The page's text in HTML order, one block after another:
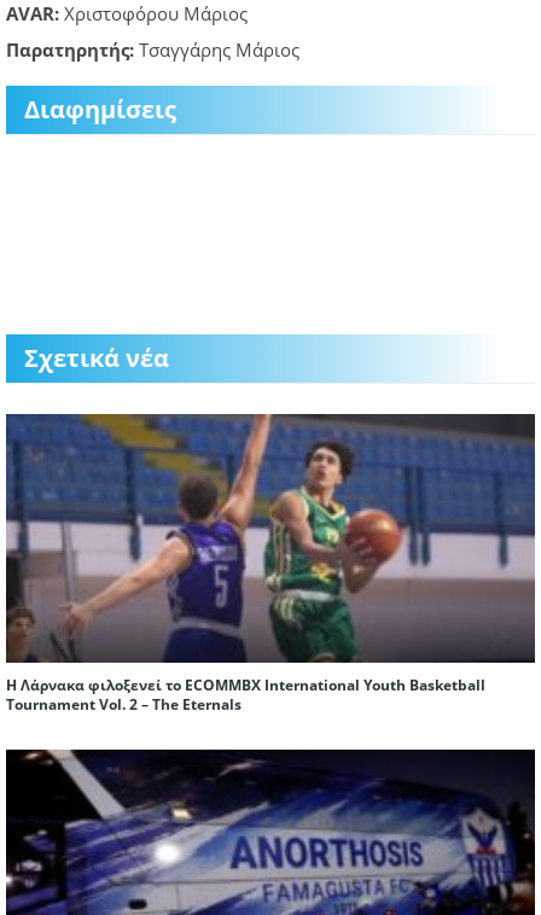
AVAR: Χριστοφόρου Μάριος
Παρατηρητής: Τσαγγάρης Μάριος
Διαφημίσεις
Σχετικά νέα
Η Λάρνακα φιλοξενεί το ECOMMBX International Youth Basketball
Tournament Vol. 2 – The Eternals